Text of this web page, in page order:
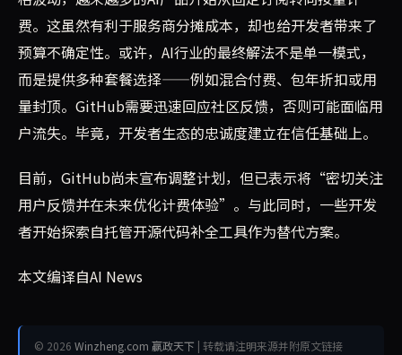
费。这虽然有利于服务商分摊成本，却也给开发者带来了
预算不确定性。或许，AI行业的最终解法不是单一模式，
而是提供多种套餐选择——例如混合付费、包年折扣或用
量封顶。GitHub需要迅速回应社区反馈，否则可能面临用
户流失。毕竟，开发者生态的忠诚度建立在信任基础上。
目前，GitHub尚未宣布调整计划，但已表示将“密切关注
用户反馈并在未来优化计费体验”。与此同时，一些开发
者开始探索自托管开源代码补全工具作为替代方案。
本文编译自AI News
© 2026 Winzheng.com 赢政天下 | 转载请注明来源并附原文链接